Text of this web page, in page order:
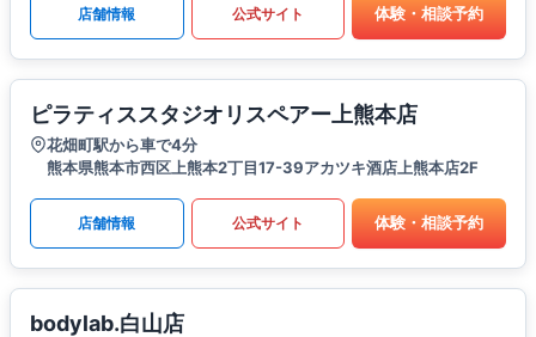
店舗情報 公式サイト 体験・相談予約
ピラティススタジオリスペアー上熊本店
花畑町駅から車で4分
熊本県熊本市西区上熊本2丁目17-39アカツキ酒店上熊本店2F
店舗情報 公式サイト 体験・相談予約
bodylab.白山店